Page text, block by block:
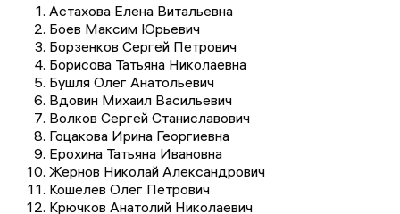
Астахова Елена Витальевна
Боев Максим Юрьевич
Борзенков Сергей Петрович
Борисова Татьяна Николаевна
Бушля Олег Анатольевич
Вдовин Михаил Васильевич
Волков Сергей Станиславович
Гоцакова Ирина Георгиевна
Ерохина Татьяна Ивановна
Жернов Николай Александрович
Кошелев Олег Петрович
Крючков Анатолий Николаевич